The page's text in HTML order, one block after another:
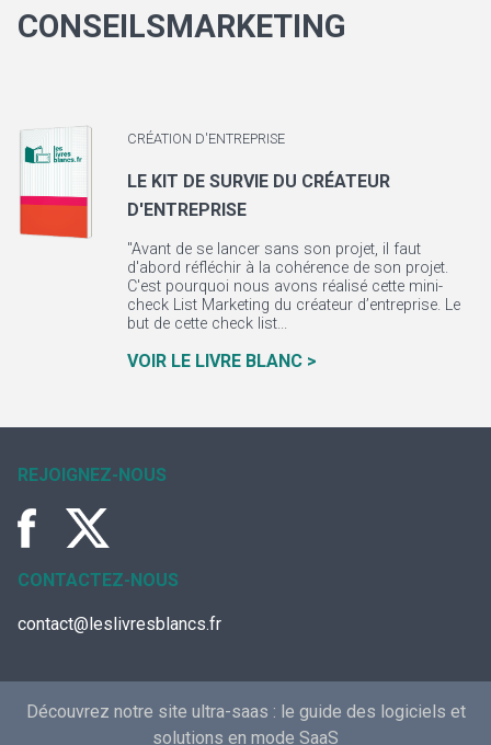
CONSEILSMARKETING
CRÉATION D'ENTREPRISE
LE KIT DE SURVIE DU CRÉATEUR
D'ENTREPRISE
"Avant de se lancer sans son projet, il faut
d'abord réfléchir à la cohérence de son projet.
C'est pourquoi nous avons réalisé cette mini-
check List Marketing du créateur d’entreprise. Le
but de cette check list...
VOIR LE LIVRE BLANC >
REJOIGNEZ-NOUS
CONTACTEZ-NOUS
contact@leslivresblancs.fr
Découvrez notre site ultra-saas : le guide des logiciels et
solutions en mode SaaS